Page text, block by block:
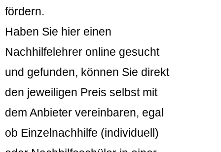
fördern.
Haben Sie hier einen
Nachhilfelehrer online gesucht
und gefunden, können Sie direkt
den jeweiligen Preis selbst mit
dem Anbieter vereinbaren, egal
ob Einzelnachhilfe (individuell)